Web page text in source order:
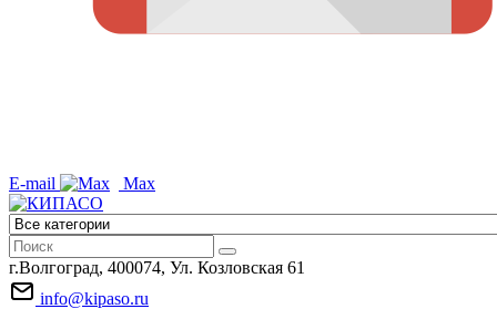
E-mail Max
г.Волгоград, 400074, Ул. Козловская 61
info@kipaso.ru